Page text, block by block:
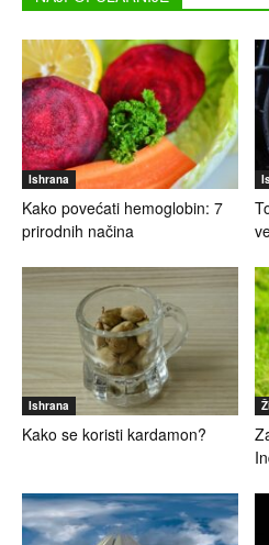
Ishrana
Kako povećati hemoglobin: 7
prirodnih načina
Ishrana
Kako se koristi kardamon?